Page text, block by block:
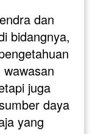
dan
bidangnya,
juga
daya
yang